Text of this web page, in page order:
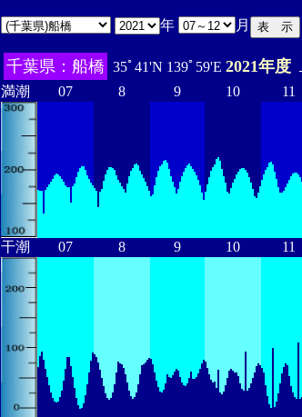
年 月
千葉県：船橋 35ﾟ41'N 139ﾟ59'E 2021年度
満潮
07 8 9 10 11
干潮 07 8 9 10 11